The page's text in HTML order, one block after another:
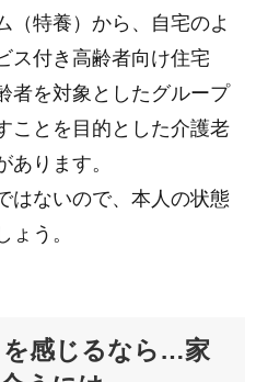
（特養）から、自宅のよ
ス付き高齢者向け住宅
者を対象としたグループ
ことを目的とした介護老
あります。
はないので、本人の状態
う。
感じるなら…家